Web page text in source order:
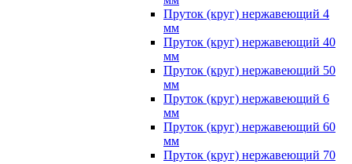
Пруток (круг) нержавеющий 4
мм
Пруток (круг) нержавеющий 40
мм
Пруток (круг) нержавеющий 50
мм
Пруток (круг) нержавеющий 6
мм
Пруток (круг) нержавеющий 60
мм
Пруток (круг) нержавеющий 70